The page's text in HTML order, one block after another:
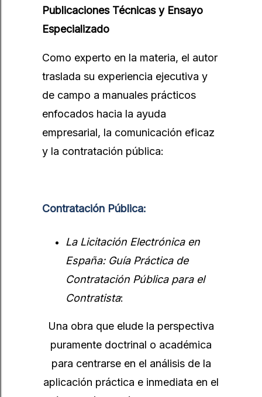
Publicaciones Técnicas y Ensayo
Especializado
Como experto en la materia, el autor
traslada su experiencia ejecutiva y
de campo a manuales prácticos
enfocados hacia la ayuda
empresarial, la comunicación eficaz
y la contratación pública:
Contratación Pública:
La Licitación Electrónica en
España: Guía Práctica de
Contratación Pública para el
Contratista:
Una obra que elude la perspectiva
puramente doctrinal o académica
para centrarse en el análisis de la
aplicación práctica e inmediata en el